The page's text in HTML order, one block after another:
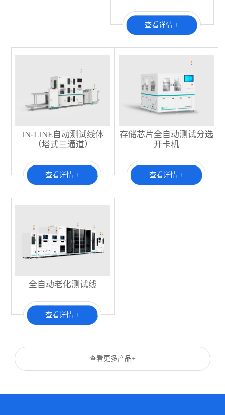
查看详情 +
IN-LINE自动测试线体
（塔式三通道）
查看详情 +
存储芯片全自动测试分选
开卡机
查看详情 +
全自动老化测试线
查看详情 +
查看更多产品+